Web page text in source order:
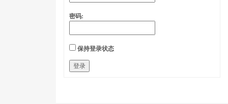
密码:
保持登录状态
登录